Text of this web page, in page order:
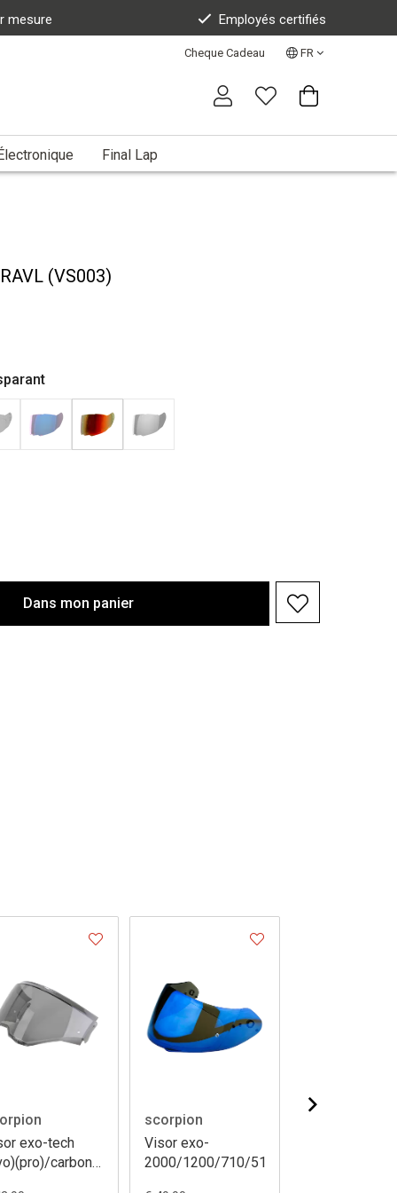
mesure Employés certifiés
Cheque Cadeau FR
Final Lap
(VS003)
Dans mon panier
exo-tech
carbon
scorpion
Visor exo-
2000/1200/710/510/390/410/491